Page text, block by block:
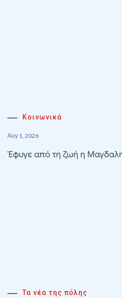
Κοινωνικά
Αυγ 1, 2026
Έφυγε από τη ζωή η
Τα νέα της πόλης